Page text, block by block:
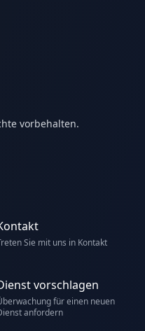
vorbehalten.
Sie mit uns in Kontakt
vorschlagen
für einen neuen
anfordern